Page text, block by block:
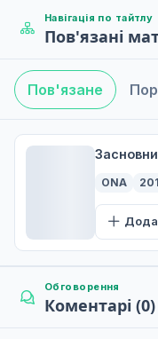
Давній
6
04 вер. 2021
Відхилений
11 вер. 2021
Доля
18 вер. 2021
Навігація по тайтлу
Пов'язані
Пов'язане
ONA
Обговорення
Коментарі (0)